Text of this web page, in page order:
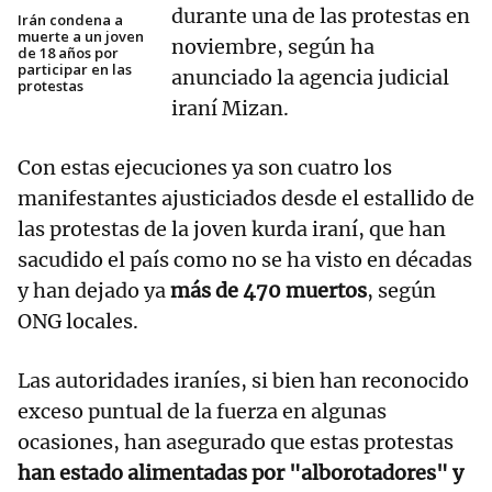
Irán condena a
muerte a un joven
de 18 años por
participar en las
protestas
durante una de las protestas en
noviembre, según ha
anunciado la agencia judicial
iraní Mizan.
Con estas ejecuciones ya son cuatro los
manifestantes ajusticiados desde el estallido de
las protestas de la joven kurda iraní, que han
sacudido el país como no se ha visto en décadas
y han dejado yamás de 470 muertos, según
ONG locales.
Las autoridades iraníes, si bien han reconocido
exceso puntual de la fuerza en algunas
ocasiones, han asegurado que estas protestas
han estado alimentadas por "alborotadores" y